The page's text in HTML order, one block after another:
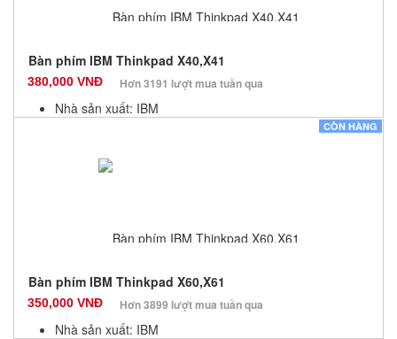
Bàn phím IBM Thinkpad X40,X41
380,000 VNĐ Hơn 3191 lượt mua tuần qua
Nhà sản xuất: IBM
Số lượng: 10
CÒN HÀNG
Bàn phím IBM Thinkpad X60,X61
350,000 VNĐ Hơn 3899 lượt mua tuần qua
Nhà sản xuất: IBM